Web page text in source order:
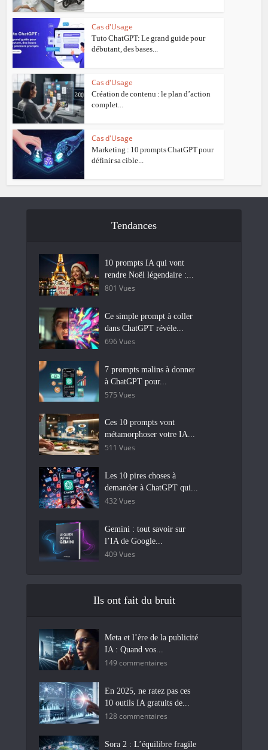
Cas d'Usage
Tuto ChatGPT: Le grand guide pour
débutant, des bases...
Cas d'Usage
Création de contenu : le plan d’action
complet...
Cas d'Usage
Marketing : 10 prompts ChatGPT pour
définir sa cible...
Tendances
10 prompts IA qui vont
rendre Noël légendaire :...
801 Vues
Ce simple prompt à coller
dans ChatGPT révèle...
696 Vues
7 prompts malins à donner
à ChatGPT pour...
575 Vues
Ces 10 prompts vont
métamorphoser votre IA...
511 Vues
Les 10 pires choses à
demander à ChatGPT qui...
432 Vues
Gemini : tout savoir sur
l’IA de Google...
409 Vues
Ils ont fait du bruit
Meta et l’ère de la publicité
IA : Quand vos...
149 commentaires
En 2025, ne ratez pas ces
10 outils IA gratuits de...
128 commentaires
Sora 2 : L’équilibre fragile